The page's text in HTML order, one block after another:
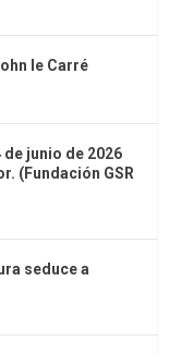
le Carré
junio de 2026
(Fundación GSR
seduce a